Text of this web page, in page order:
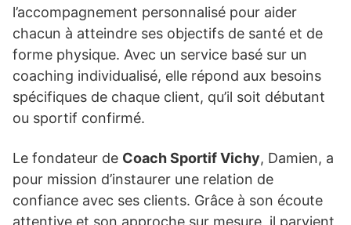
l’accompagnement personnalisé pour aider
chacun à atteindre ses objectifs de santé et de
forme physique. Avec un service basé sur un
coaching individualisé, elle répond aux besoins
spécifiques de chaque client, qu’il soit débutant
ou sportif confirmé.
Le fondateur de Coach Sportif Vichy, Damien, a
pour mission d’instaurer une relation de
confiance avec ses clients. Grâce à son écoute
attentive et son approche sur mesure, il parvient